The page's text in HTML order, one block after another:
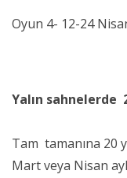
Oyun 4- 12-24
Yalın sahnelerde
Tam tamanına 20
Mart veya Nisan